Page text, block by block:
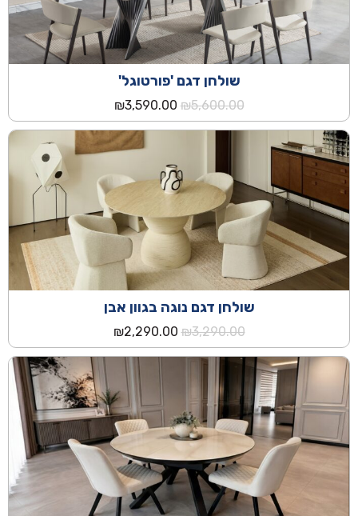
שולחן דגם 'פורטוגל'
₪5,600.00
המחיר
המקורי
היה:
₪5,600.00.
₪3,590.00
הנוכחי
הוא:
₪3,590.00.
שולחן דגם נוגה בגוון אבן
₪3,290.00
המחיר
המקורי
היה:
₪3,290.00.
₪2,290.00
הנוכחי
הוא:
₪2,290.00.